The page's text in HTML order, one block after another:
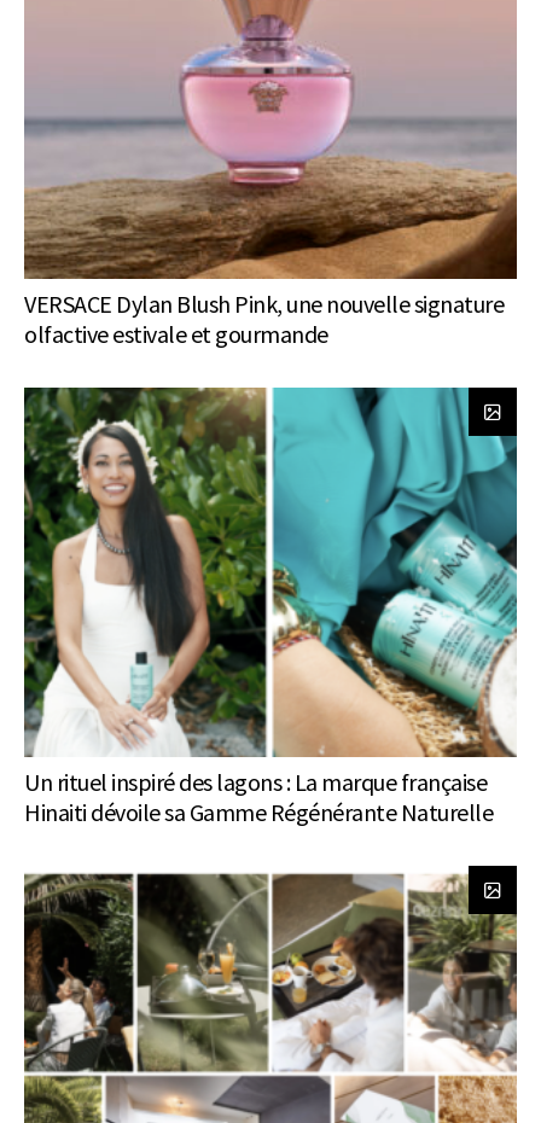
VERSACE Dylan Blush Pink, une nouvelle signature
olfactive estivale et gourmande
Un rituel inspiré des lagons : La marque française
Hinaiti dévoile sa Gamme Régénérante Naturelle